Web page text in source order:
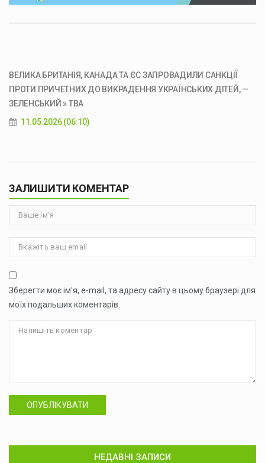
ВЕЛИКА БРИТАНІЯ, КАНАДА ТА ЄС ЗАПРОВАДИЛИ САНКЦІЇ
ПРОТИ ПРИЧЕТНИХ ДО ВИКРАДЕННЯ УКРАЇНСЬКИХ ДІТЕЙ, —
ЗЕЛЕНСЬКИЙ » ТВА
11.05.2026 (06:10)
ЗАЛИШИТИ КОМЕНТАР
Зберегти моє ім'я, e-mail, та адресу сайту в цьому браузері для
моїх подальших коментарів.
ОПУБЛІКУВАТИ
НЕДАВНІ ЗАПИСИ